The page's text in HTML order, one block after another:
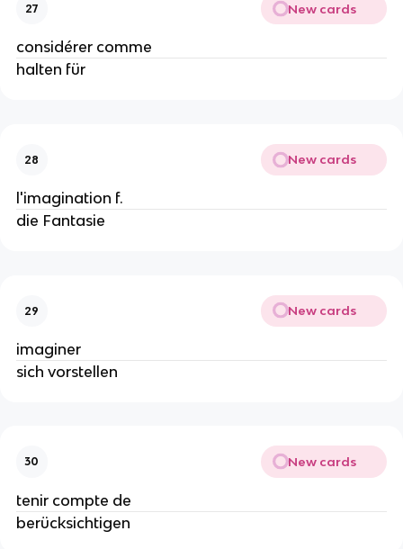
27 New cards
considérer comme
halten für
28 New cards
l'imagination f.
die Fantasie
29 New cards
imaginer
sich vorstellen
30 New cards
tenir compte de
berücksichtigen